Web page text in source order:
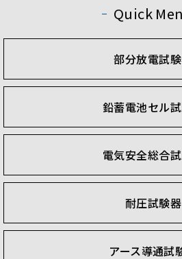
Quick
部分放電試
鉛蓄電池セル
電気安全総合
耐圧試験器
アース導通試